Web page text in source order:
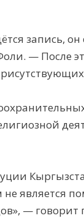
запись,
— После
не является
— говорит